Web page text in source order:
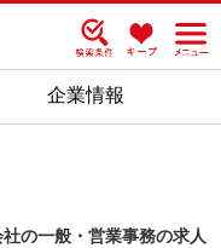
企業情報
の一般・営業事務の求人